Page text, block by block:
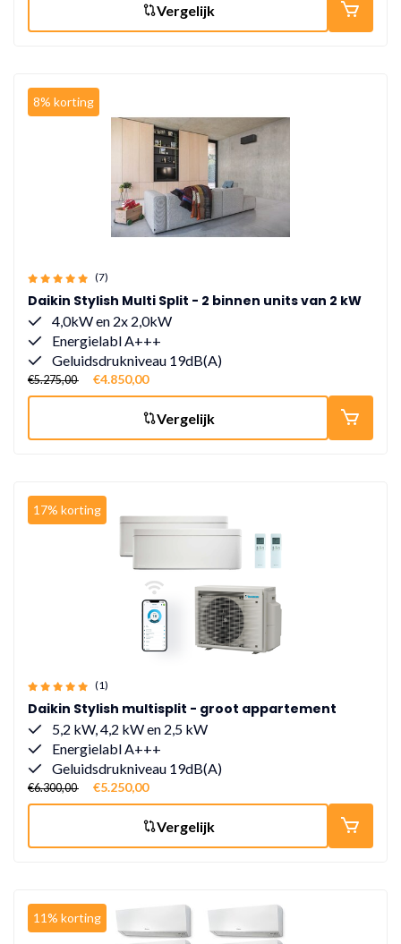
Vergelijk
8% korting
(7)
Daikin Stylish Multi Split - 2 binnen units van 2 kW
4,0kW en 2x 2,0kW
Energielabl A+++
Geluidsdrukniveau 19dB(A)
€5.275,00 €4.850,00
Vergelijk
17% korting
(1)
Daikin Stylish multisplit - groot appartement
5,2 kW, 4,2 kW en 2,5 kW
Energielabl A+++
Geluidsdrukniveau 19dB(A)
€6.300,00 €5.250,00
Vergelijk
11% korting